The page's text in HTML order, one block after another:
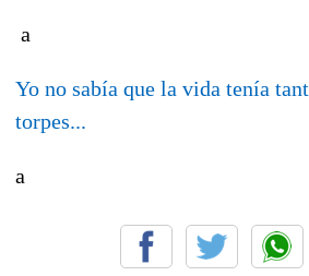
a
Yo no sabía que la vida tenía
torpes...
a